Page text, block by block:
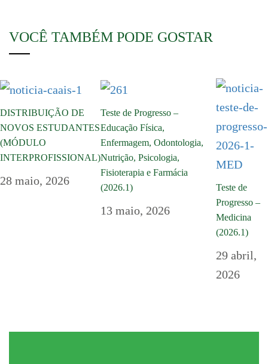
VOCÊ TAMBÉM PODE GOSTAR
DISTRIBUIÇÃO DE
NOVOS ESTUDANTES
(MÓDULO
INTERPROFISSIONAL)
28 maio, 2026
Teste de Progresso –
Educação Física,
Enfermagem, Odontologia,
Nutrição, Psicologia,
Fisioterapia e Farmácia
(2026.1)
13 maio, 2026
Teste de
Progresso –
Medicina
(2026.1)
29 abril,
2026